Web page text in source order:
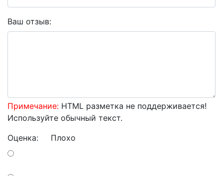
Ваш отзыв:
Примечание: HTML разметка не поддерживается!
Используйте обычный текст.
Оценка: Плохо